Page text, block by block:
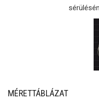
MÉRETTÁBLÁZAT